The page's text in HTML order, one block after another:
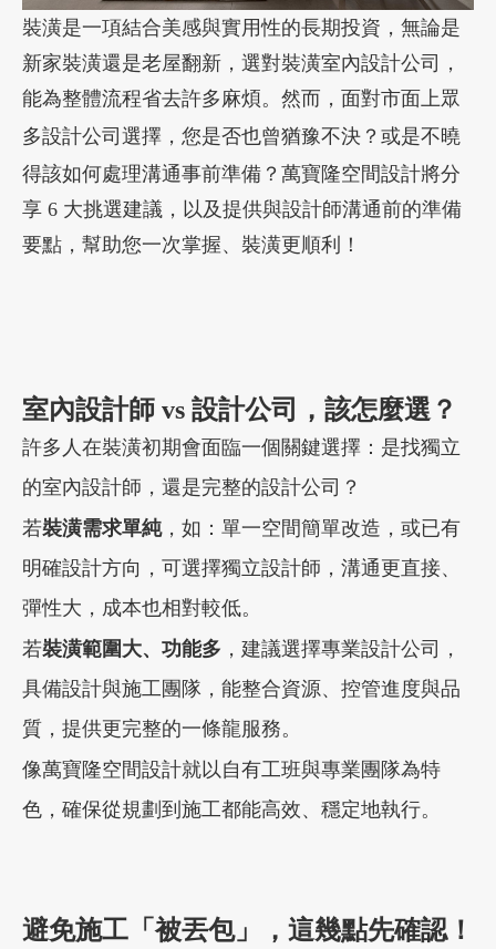
加盟徵才
裝潢是一項結合美感與實用性的長期投資，無論是
新家裝潢還是老屋翻新，選對裝潢室內設計公司，
能為整體流程省去許多麻煩。然而，面對市面上眾
多設計公司選擇， 您是否也曾猶豫不決？或是不曉
得該如何處理溝通事前準備？萬寶隆空間設計將分
享 6 大挑選建議，以及提供與設計師溝通前的準備
要點，幫助您一次掌握、裝潢更順利！
室內設計師 vs 設計公司，該怎麼選？
許多人在裝潢初期會面臨一個關鍵選擇：是找獨立
的室內設計師，還是完整的設計公司？
若裝潢需求單純，如：單一空間簡單改造，或已有
明確設計方向，可選擇獨立設計師，溝通更直接、
彈性大，成本也相對較低。
若裝潢範圍大、功能多 ，建議選擇專業設計公司，
具備設計與施工團隊，能整合資源、控管進度與品
質，提供更完整的一條龍服務。
像萬寶隆空間設計就以自有工班與專業團隊為特
色，確保從規劃到施工都能高效、穩定地執行。
避免施工「被丟包」，這幾點先確認！